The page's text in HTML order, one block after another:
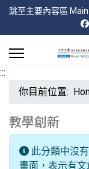
跳至主要內容區
:::
你目前位置:
教學創新
資訊
此分類中沒
畫面，表示有文